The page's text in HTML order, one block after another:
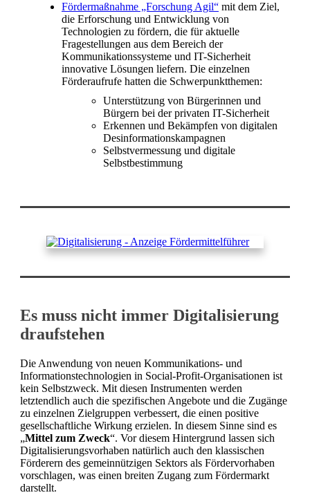
Fördermaßnahme „Forschung Agil“ mit dem Ziel,
die Erforschung und Entwicklung von
Technologien zu fördern, die für aktuelle
Fragestellungen aus dem Bereich der
Kommunikationssysteme und IT-Sicherheit
innovative Lösungen liefern. Die einzelnen
Förderaufrufe hatten die Schwerpunktthemen:
Unterstützung von Bürgerinnen und
Bürgern bei der privaten IT-Sicherheit
Erkennen und Bekämpfen von digitalen
Desinformationskampagnen
Selbstvermessung und digitale
Selbstbestimmung
Es muss nicht immer Digitalisierung
draufstehen
Die Anwendung von neuen Kommunikations- und
Informationstechnologien in Social-Profit-Organisationen ist
kein Selbstzweck. Mit diesen Instrumenten werden
letztendlich auch die spezifischen Angebote und die Zugänge
zu einzelnen Zielgruppen verbessert, die einen positive
gesellschaftliche Wirkung erzielen. In diesem Sinne sind es
„Mittel zum Zweck“. Vor diesem Hintergrund lassen sich
Digitalisierungsvorhaben natürlich auch den klassischen
Förderern des gemeinnützigen Sektors als Fördervorhaben
vorschlagen, was einen breiten Zugang zum Fördermarkt
darstellt.